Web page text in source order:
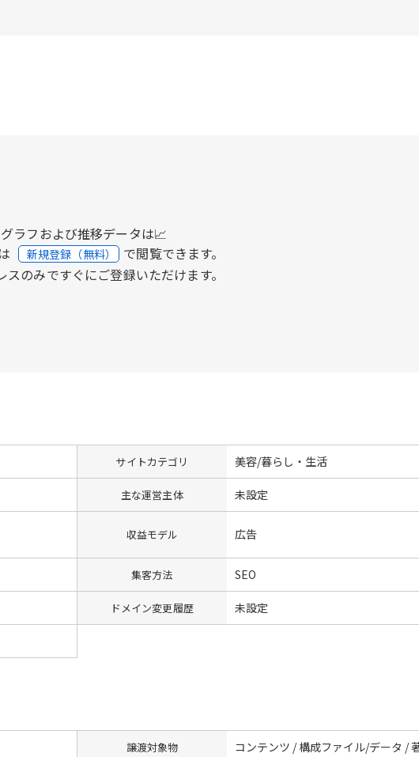
ラフおよび推移データは📈
新規登録（無料） で閲覧できます。
スのみですぐにご登録いただけます。
サイトカテゴリ 美容/暮らし・生活
主な運営主体 未設定
収益モデル 広告
集客方法 SEO
ドメイン変更履歴 未設定
譲渡対象物 コンテンツ / 構成ファイル/データ /